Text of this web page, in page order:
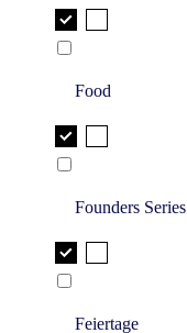
Food
Founders Series
Feiertage